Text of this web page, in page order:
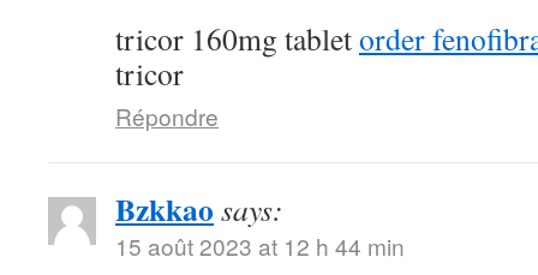
tricor 160mg tabletorder
tricor
Répondre
Bzkkao says:
15 août 2023 at 12 h 44 min